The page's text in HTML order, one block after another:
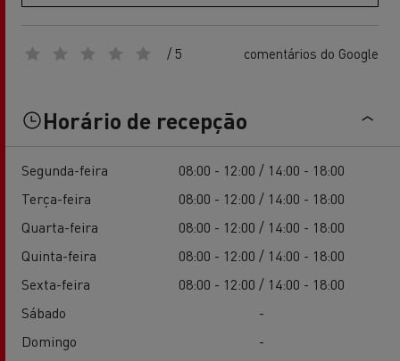
/ 5 comentários do Google
Horário de recepção
Segunda-feira
08:00 - 12:00 / 14:00 - 18:00
Terça-feira
08:00 - 12:00 / 14:00 - 18:00
Quarta-feira
08:00 - 12:00 / 14:00 - 18:00
Quinta-feira
08:00 - 12:00 / 14:00 - 18:00
Sexta-feira
08:00 - 12:00 / 14:00 - 18:00
Sábado
-
Domingo
-